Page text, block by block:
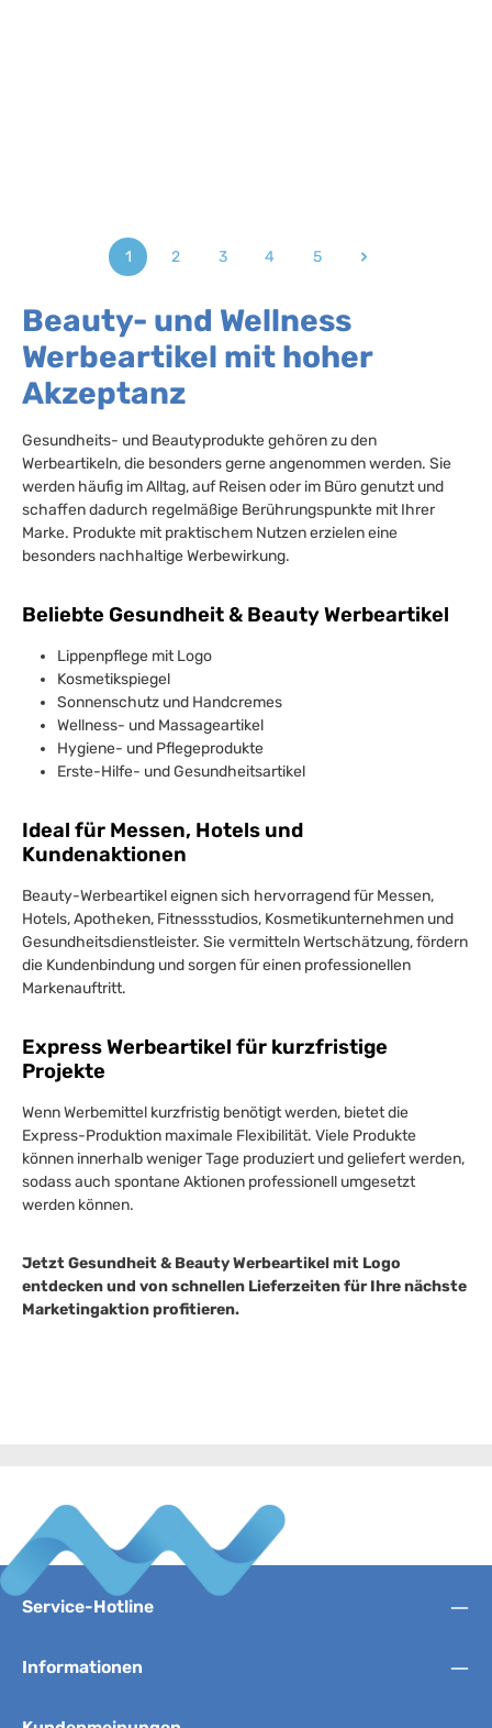
Seite
1
Seite
2
Seite
3
Seite
4
Seite
5
Beauty- und Wellness
Werbeartikel mit hoher
Akzeptanz
Gesundheits- und Beautyprodukte gehören zu den
Werbeartikeln, die besonders gerne angenommen werden. Sie
werden häufig im Alltag, auf Reisen oder im Büro genutzt und
schaffen dadurch regelmäßige Berührungspunkte mit Ihrer
Marke. Produkte mit praktischem Nutzen erzielen eine
besonders nachhaltige Werbewirkung.
Beliebte Gesundheit & Beauty Werbeartikel
Lippenpflege mit Logo
Kosmetikspiegel
Sonnenschutz und Handcremes
Wellness- und Massageartikel
Hygiene- und Pflegeprodukte
Erste-Hilfe- und Gesundheitsartikel
Ideal für Messen, Hotels und
Kundenaktionen
Beauty-Werbeartikel eignen sich hervorragend für Messen,
Hotels, Apotheken, Fitnessstudios, Kosmetikunternehmen und
Gesundheitsdienstleister. Sie vermitteln Wertschätzung, fördern
die Kundenbindung und sorgen für einen professionellen
Markenauftritt.
Express Werbeartikel für kurzfristige
Projekte
Wenn Werbemittel kurzfristig benötigt werden, bietet die
Express-Produktion maximale Flexibilität. Viele Produkte
können innerhalb weniger Tage produziert und geliefert werden,
sodass auch spontane Aktionen professionell umgesetzt
werden können.
Jetzt Gesundheit & Beauty Werbeartikel mit Logo
entdecken und von schnellen Lieferzeiten für Ihre nächste
Marketingaktion profitieren.
Service-Hotline
Informationen